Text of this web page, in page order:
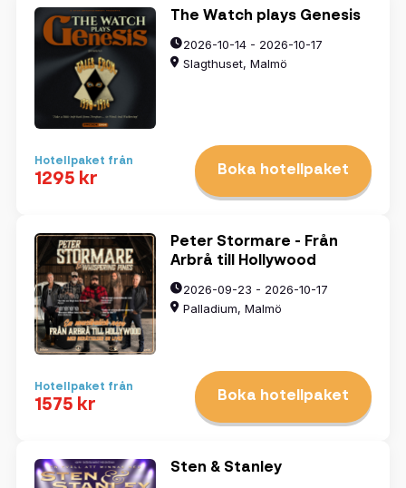
Välj datum
tors fre lör sön
27
2
9
13 14 15
31
1 2 3
The Watch plays Genesis
2026-10-14 - 2026-10-17
Slagthuset, Malmö
Hotellpaket från
1295 kr Boka hotellpaket
Peter Stormare - Från
Arbrå till Hollywood
2026-09-23 - 2026-10-17
Palladium, Malmö
Hotellpaket från
1575 kr Boka hotellpaket
Sten & Stanley